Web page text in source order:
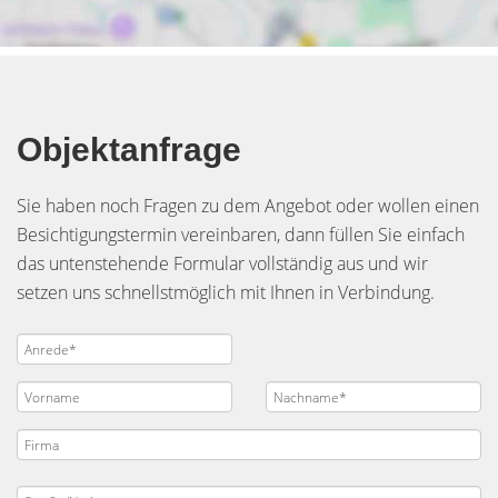
Objektanfrage
Sie haben noch Fragen zu dem Angebot oder wollen einen
Besichtigungstermin vereinbaren, dann füllen Sie einfach
das untenstehende Formular vollständig aus und wir
setzen uns schnellstmöglich mit Ihnen in Verbindung.